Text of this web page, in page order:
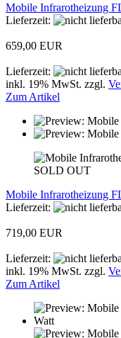
Mobile Infrarotheizung
Lieferzeit:
659,00 EUR
Lieferzeit:
inkl. 19% MwSt. zzgl.
Zum Artikel
SOLD OUT
Mobile Infrarotheizung
Lieferzeit:
719,00 EUR
Lieferzeit:
inkl. 19% MwSt. zzgl.
Zum Artikel